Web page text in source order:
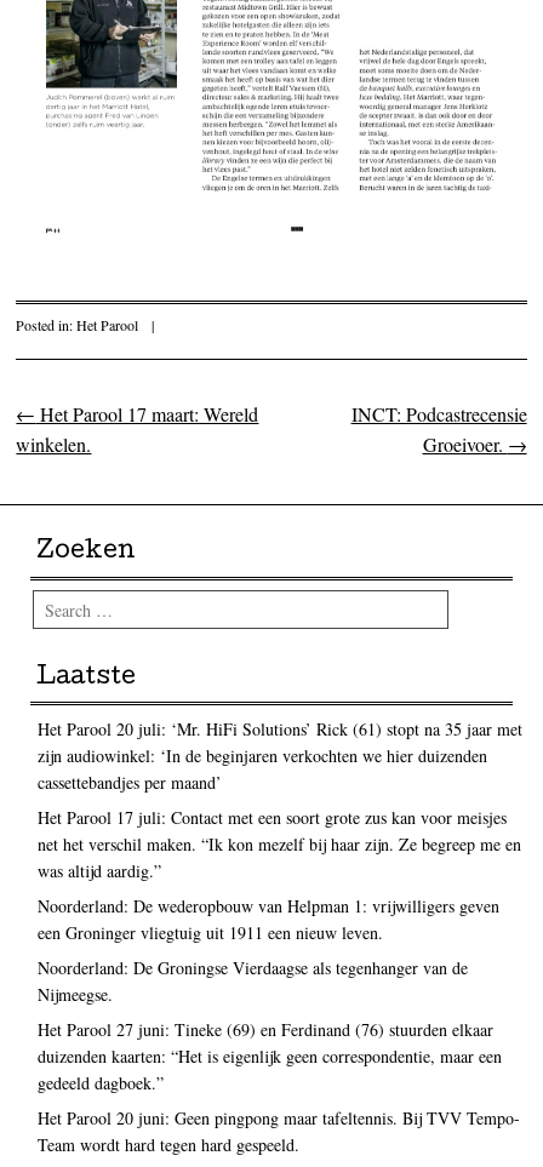
Posted in:Het Parool |
Post navigation
← Het Parool 17 maart: Wereld
winkelen.
INCT: Podcastrecensie
Groeivoer. →
Zoeken
Search
Laatste
Het Parool 20 juli: ‘Mr. HiFi Solutions’ Rick (61) stopt na 35 jaar met
zijn audiowinkel: ‘In de beginjaren verkochten we hier duizenden
cassettebandjes per maand’
Het Parool 17 juli: Contact met een soort grote zus kan voor meisjes
net het verschil maken. “Ik kon mezelf bij haar zijn. Ze begreep me en
was altijd aardig.”
Noorderland: De wederopbouw van Helpman 1: vrijwilligers geven
een Groninger vliegtuig uit 1911 een nieuw leven.
Noorderland: De Groningse Vierdaagse als tegenhanger van de
Nijmeegse.
Het Parool 27 juni: Tineke (69) en Ferdinand (76) stuurden elkaar
duizenden kaarten: “Het is eigenlijk geen correspondentie, maar een
gedeeld dagboek.”
Het Parool 20 juni: Geen pingpong maar tafeltennis. Bij TVV Tempo-
Team wordt hard tegen hard gespeeld.